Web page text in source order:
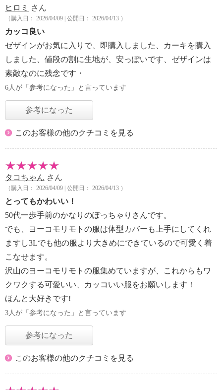
ヒロミ さん
（購入日： 2026/04/09 | 公開日： 2026/04/13 ）
カッコ良い
ゼザインがお気に入りで、即購入しました、カーキを購入
しました、値段の割に生地が、安っぽいです、ゼザインは
素敵なのに残念です・
6人が「参考になった」と言っています
参考になった
このお客様の他のクチコミを見る
タコちゃん さん
（購入日： 2026/04/09 | 公開日： 2026/04/13 ）
とってもかわいい！
50代一歩手前のかなりのぽっちゃりさんです。
でも、ヨーコモリモトの服は体型カバーも上手にしてくれ
ますし3Lでも他の服より大きめにできているので可愛く着
こなせます。
沢山のヨーコモリモトの服集めていますが、これからもワ
クワクする可愛いい、カッコいい服をお願いします！
ほんと大好きです!
3人が「参考になった」と言っています
参考になった
このお客様の他のクチコミを見る